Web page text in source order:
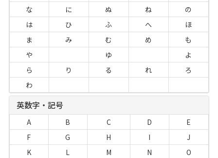
な
に ぬ ね
の
は
ひ ふ へ
ほ
ま
み む め
も
や
ゆ
よ
ら
り る れ
ろ
わ
英数字・記号
A B C D
E
F
G H I
J
K
L M N
O